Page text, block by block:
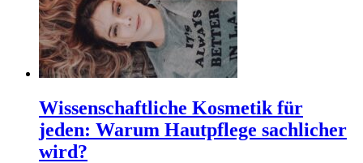
Wissenschaftliche Kosmetik für
jeden: Warum Hautpflege sachlicher
wird?